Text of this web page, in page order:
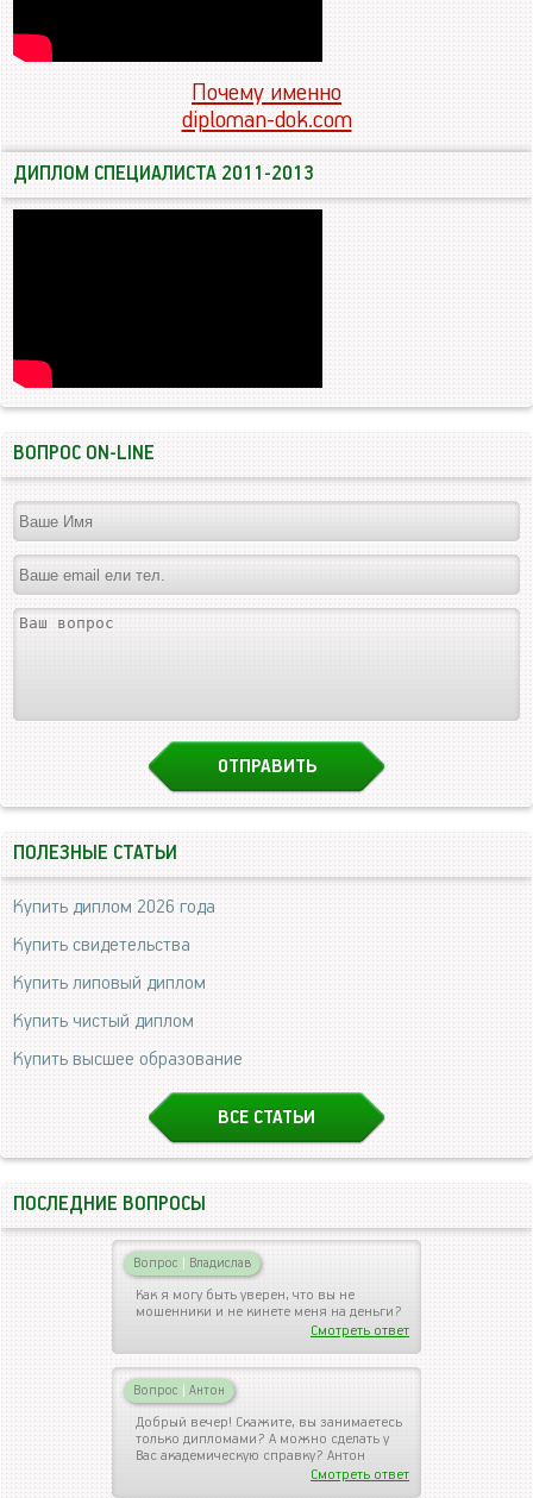
Почему именно
diploman-dok.com
ДИПЛОМ СПЕЦИАЛИСТА 2011-2013
ВОПРОС ON-LINE
ПОЛЕЗНЫЕ СТАТЬИ
Купить диплом 2026 года
Купить свидетельства
Купить липовый диплом
Купить чистый диплом
Купить высшее образование
ВСЕ СТАТЬИ
ПОСЛЕДНИЕ ВОПРОСЫ
Вопрос | Владислав
Как я могу быть уверен, что вы не
мошенники и не кинете меня на деньги?
Смотреть ответ
Вопрос | Антон
Добрый вечер! Скажите, вы занимаетесь
только дипломами? А можно сделать у
Вас академическую справку? Антон
Смотреть ответ